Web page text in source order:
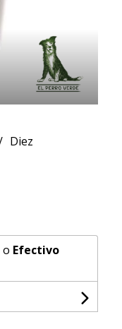
Diez
o Efectivo